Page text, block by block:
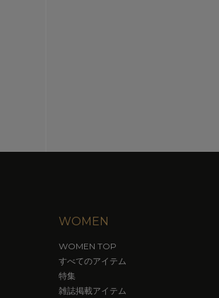
WOMEN
WOMEN TOP
すべてのアイテム
特集
雑誌掲載アイテム